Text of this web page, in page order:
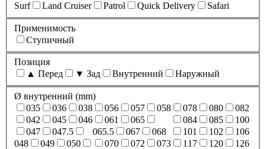
Surf
Land Cruiser Patrol Quick Delivery Safari
Применимость
Ступичный
Позиция
▲ Перед
▼ Зад Внутренний Наружный
Ø внутренний (mm)
035
036
038
042
045
046
047
047.5
048
049
050
056 057
058
061
065
065.5
067
068
070
072
073
078 080
082
084
085
100
101
102
106
117
120
126